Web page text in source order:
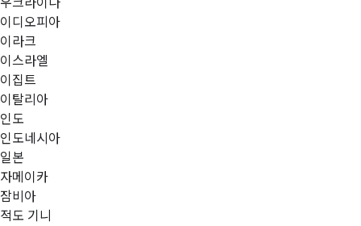
우크라이나
이디오피아
이라크
이스라엘
이집트
이탈리아
인도
인도네시아
일본
자메이카
잠비아
적도 기니